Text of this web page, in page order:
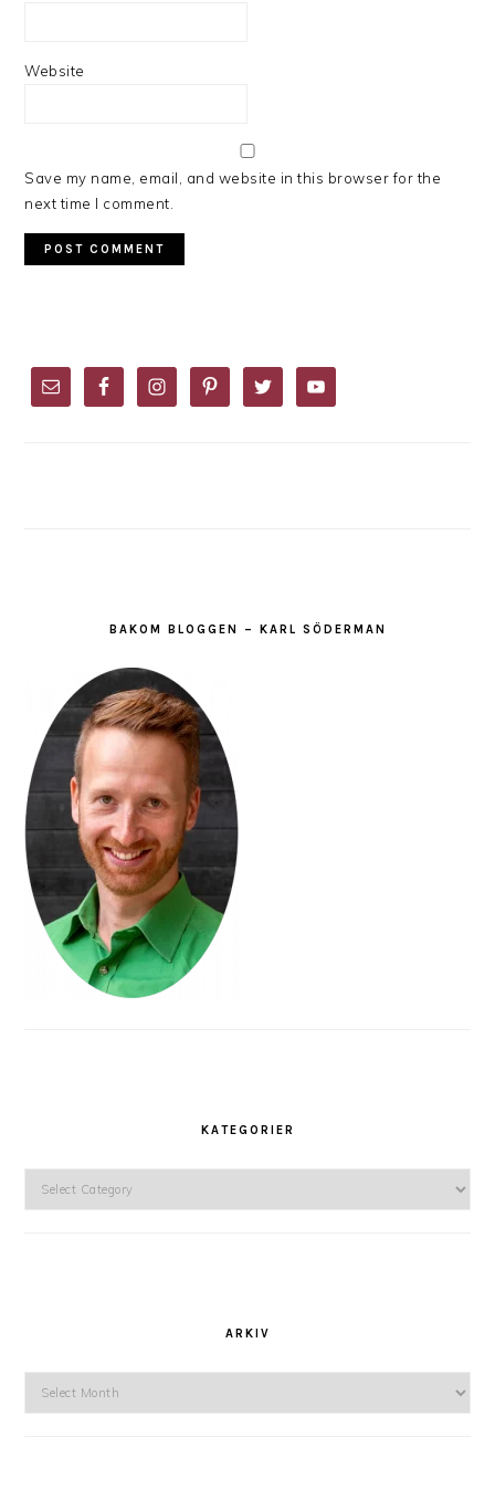
Website
Save my name, email, and website in this browser for the
next time I comment.
SIDEBAR
BAKOM BLOGGEN – KARL SÖDERMAN
KATEGORIER
ARKIV